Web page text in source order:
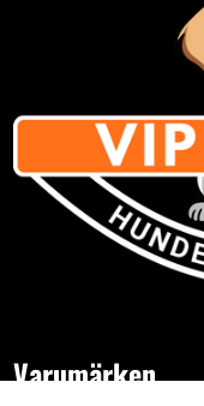
Varumärken